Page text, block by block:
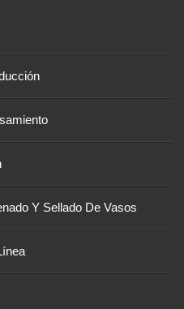
Y Sellado De Vasos